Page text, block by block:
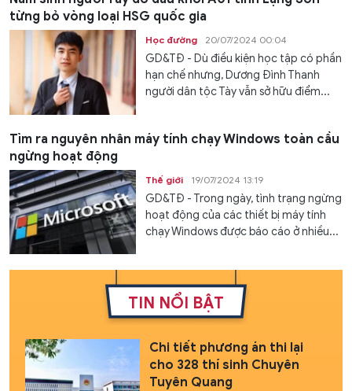
từng bỏ vòng loại HSG quốc gia
Học đường 20/07/2024 00:04
GD&TĐ - Dù điều kiện học tập có phần
hạn chế nhưng, Dương Đình Thanh
người dân tộc Tày vẫn sở hữu điểm...
Tìm ra nguyên nhân máy tính chạy Windows toàn cầu
ngừng hoạt động
Thế giới 19/07/2024 13:19
GD&TĐ - Trong ngày, tình trạng ngừng
hoạt động của các thiết bị máy tính
chạy Windows được báo cáo ở nhiều...
TIN NỔI BẬT
Chi tiết phương án thi lại
cho 328 thí sinh Chuyên
Tuyên Quang